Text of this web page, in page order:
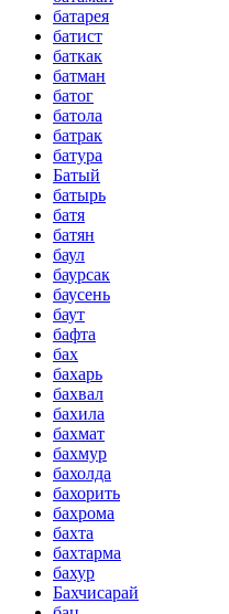
батарея
батист
баткак
батман
батог
батола
батрак
батура
Батый
батырь
батя
батян
баул
баурсак
баусень
баут
бафта
бах
бахарь
бахвал
бахила
бахмат
бахмур
бахолда
бахорить
бахрома
бахта
бахтарма
бахур
Бахчисарай